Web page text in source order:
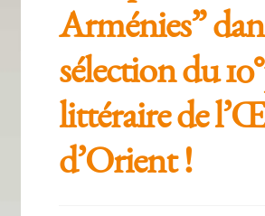
Mon compte
Recevoir notre newsletter
Tous nos livres
Arménies”
sélection du
littéraire de
d’Orient !